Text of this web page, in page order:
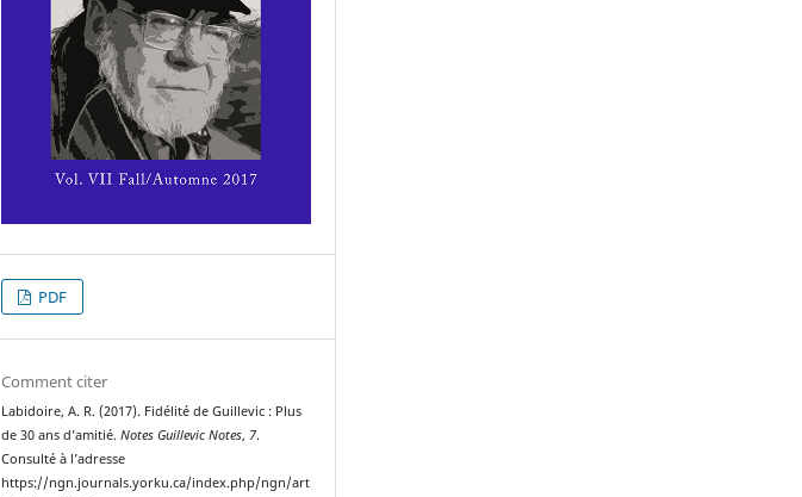
PDF
Comment citer
Labidoire, A. R. (2017). Fidélité de Guillevic : Plus
de 30 ans d’amitié.Notes Guillevic Notes, 7.
Consulté à l’adresse
https://ngn.journals.yorku.ca/index.php/ngn/art